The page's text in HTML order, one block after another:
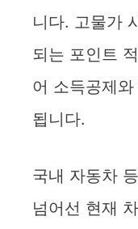
니다. 고물가
되는 포인트
어 소득공제
됩니다.
국내 자동차
넘어선 현재